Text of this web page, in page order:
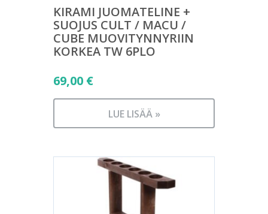
KIRAMI JUOMATELINE +
SUOJUS CULT / MACU /
CUBE MUOVITYNNYRIIN
KORKEA TW 6PLO
69,00 €
LUE LISÄÄ »